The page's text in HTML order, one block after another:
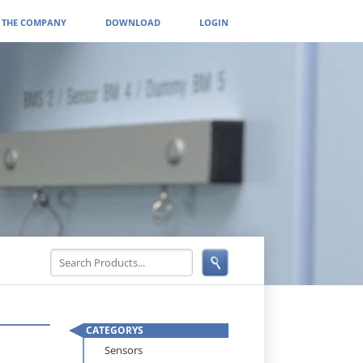
THE COMPANY DOWNLOAD LOGIN
CATEGORYS
SkipSensors